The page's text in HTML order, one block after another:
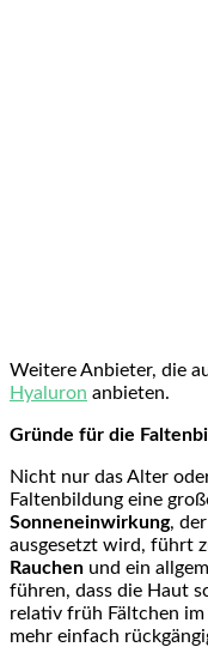
Weitere Anbieter, die
Hyaluron anbieten.
Gründe für die
Nicht nur das Alter
Faltenbildung eine
Sonneneinwirkung,
ausgesetzt wird, führt
Rauchen und ein
führen, dass die Haut
relativ früh Fältchen
mehr einfach